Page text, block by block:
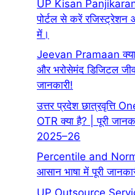
UP Kisan
पोर्टल से करें रजिस्ट्रेशन
में।
Jeevan Pramaan
और भरोसेमंद डिजिटल
जानकारी!
उत्तर प्रदेश छात्रवृत्ति
OTR क्या है? | पूरी
2025–26
Percentile and
आसान भाषा में पूरी
UP Outsource